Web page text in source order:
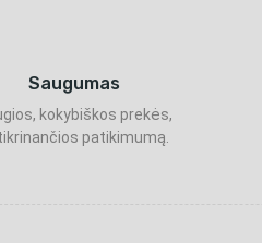
Saugumas
kokybiškos prekės,
patikimumą.